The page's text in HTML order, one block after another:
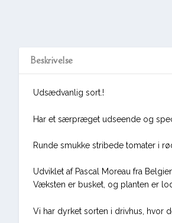
Beskrivelse
Udsædvanlig sort.!
Har et særpræget udseende og
Runde smukke stribede tomater i
Udviklet af Pascal Moreau fra
Væksten er busket, og planten er
Vi har dyrket sorten i drivhus, hvor